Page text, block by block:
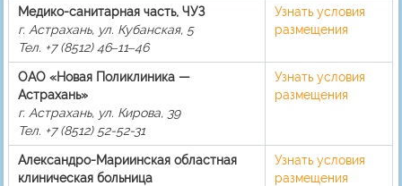
Медико-санитарная часть, ЧУЗ
г. Астрахань, ул. Кубанская, 5
Тел. +7 (8512) 46‒11‒46
Узнать условия
размещения
ОАО «Новая Поликлиника —
Астрахань»
г. Астрахань, ул. Кирова, 39
Тел. +7 (8512) 52-52-31
Узнать условия
размещения
Александро-Мариинская областная
клиническая больница
Узнать условия
размещения